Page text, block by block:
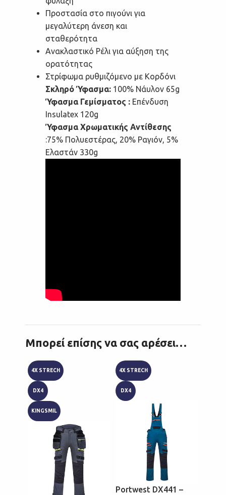
Προστασία στο πιγούνι για
μεγαλύτερη άνεση και
σταθερότητα
Ανακλαστικό Ρέλι για αύξηση της
ορατότητας
Στρίφωμα ρυθμιζόμενο με Κορδόνι
Σκληρό Ύφασμα: 100% Νάυλον 65g
Ύφασμα Γεμίσματος : Επένδυση
Insulatex 120g
Ύφασμα Χρωματικής Αντίθεσης
:75% Πολυεστέρας, 20% Ραγιόν, 5%
Ελαστάν 330g
Μπορεί επίσης να σας αρέσει…
4X STRECH
DX4
KINGSMIL
4X STRECH
DX4
Portwest DX441 –